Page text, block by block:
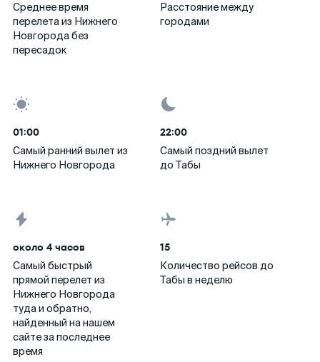
Среднее время
перелета из Нижнего
Новгорода без
пересадок
Расстояние между
городами
01:00
Самый ранний вылет из
Нижнего Новгорода
22:00
Самый поздний вылет
до Табы
около 4 часов
Самый быстрый
прямой перелет из
Нижнего Новгорода
туда и обратно,
найденный на нашем
сайте за последнее
время
15
Количество рейсов до
Табы в неделю